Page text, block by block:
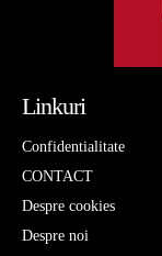
Linkuri
Confidentialitate
CONTACT
Despre cookies
Despre noi